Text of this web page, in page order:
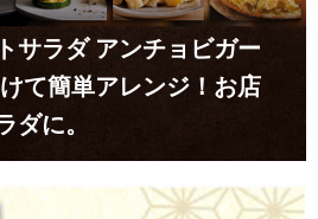
サラダ アンチョビガー
て簡単アレンジ！お店
ダに。